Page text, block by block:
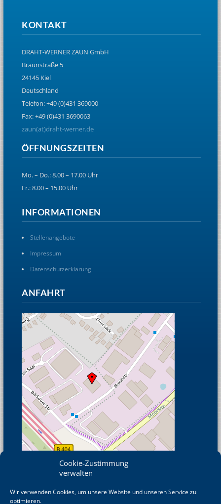
Cookie-Zustimmung
verwalten
Wir verwenden Cookies, um unsere Website und unseren Service zu
optimieren.
KONTAKT
DRAHT-WERNER ZAUN GmbH
Braunstraße 5
24145 Kiel
Deutschland
Telefon: +49 (0)431 369000
Fax: +49 (0)431 3690063
zaun(at)draht-werner.de
ÖFFNUNGSZEITEN
Mo. – Do.: 8.00 – 17.00 Uhr
Fr.: 8.00 – 15.00 Uhr
INFORMATIONEN
Stellenangebote
Impressum
Datenschutzerklärung
ANFAHRT
© OpenStreetMap